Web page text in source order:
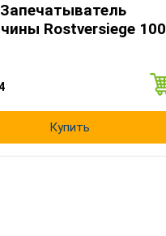
Rostversiege 100
Купить